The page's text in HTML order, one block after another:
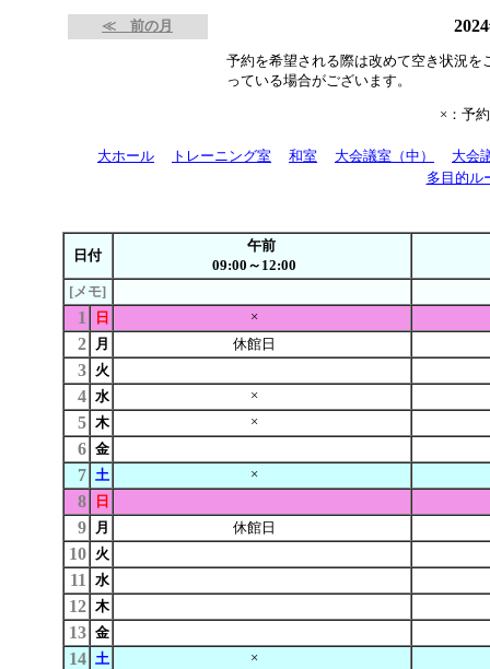
≪ 前の月
予約を希望される際は改めて空き状況
っている場合がございます。
×：予
大ホール トレーニング室 和室 大会議室（中）
大会
多目的ル
日付
午前
09:00～12:00
[メモ]
1 日 ×
2 月 休館日
3 火
4 水 ×
5 木 ×
6 金
7 土 ×
8 日
9 月 休館日
10 火
11 水
12 木
13 金
14 土 ×